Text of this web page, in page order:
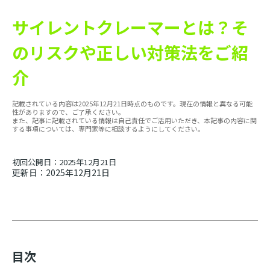
サイレントクレーマーとは？そ
のリスクや正しい対策法をご紹
介
記載されている内容は2025年12月21日時点のものです。現在の情報と異なる可能
性がありますので、ご了承ください。
また、記事に記載されている情報は自己責任でご活用いただき、本記事の内容に関
する事項については、専門家等に相談するようにしてください。
初回公開日：2025年12月21日
更新日：2025年12月21日
目次